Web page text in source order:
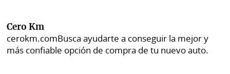
Cero Km
cerokm.comBusca ayudarte a conseguir la mejor y
más confiable opción de compra de tu nuevo auto.